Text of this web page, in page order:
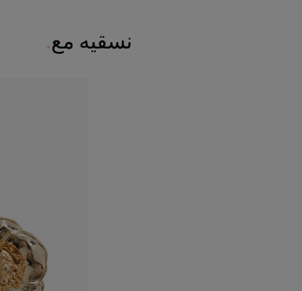
نسقيه مع